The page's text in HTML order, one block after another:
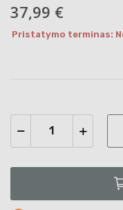
37,99 €
Pristatymo terminas: